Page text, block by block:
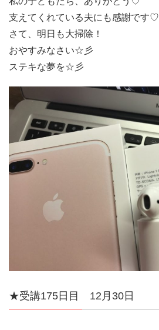
支えてくれている夫にも感謝です♡
さて、明日も大掃除！
おやすみなさい☆彡
ステキな夢を☆彡
★受講175日目 12月30日